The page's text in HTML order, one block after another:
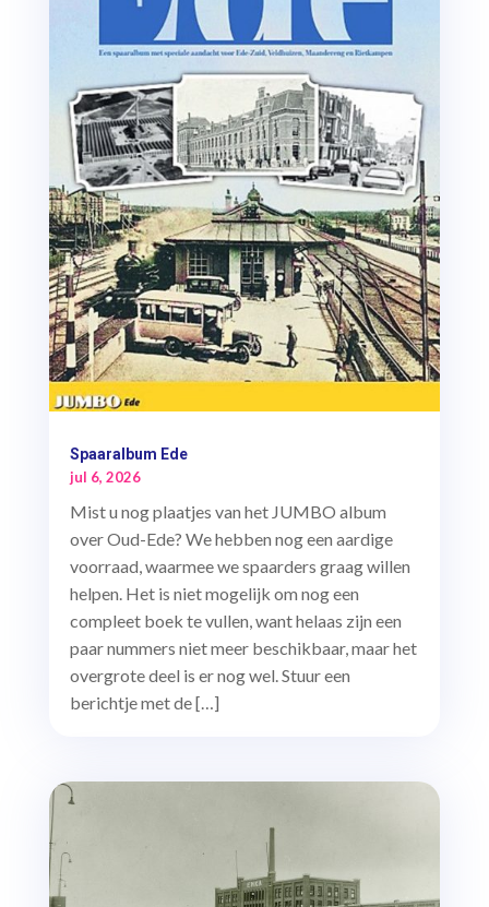
Spaaralbum Ede
jul 6, 2026
Mist u nog plaatjes van het JUMBO album
over Oud-Ede? We hebben nog een aardige
voorraad, waarmee we spaarders graag willen
helpen. Het is niet mogelijk om nog een
compleet boek te vullen, want helaas zijn een
paar nummers niet meer beschikbaar, maar het
overgrote deel is er nog wel. Stuur een
berichtje met de […]